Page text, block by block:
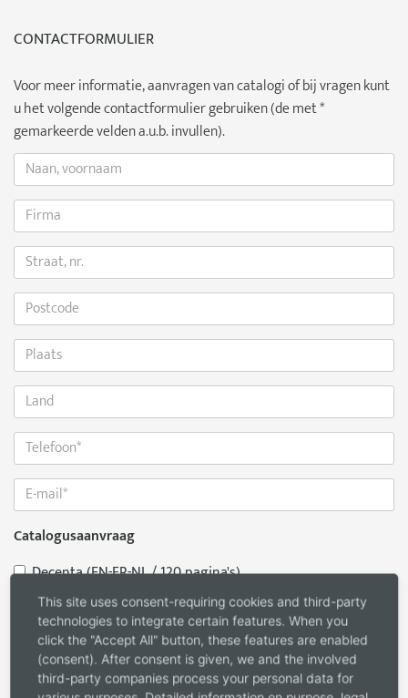
CONTACTFORMULIER
Voor meer informatie, aanvragen van catalogi of bij vragen kunt
u het volgende contactformulier gebruiken (de met *
gemarkeerde velden a.u.b. invullen).
Catalogusaanvraag
Decenta (EN-FR-NL / 120 pagina's)
Decenta 2026 (in het Duits / 124 pagina's)
Accenta (EN-FR-NL / 96 pagina's)
Bericht*
This site uses consent-requiring cookies and third-party
technologies to integrate certain features. When you
click the "Accept All" button, these features are enabled
(consent). After consent is given, we and the involved
third-party companies process your personal data for